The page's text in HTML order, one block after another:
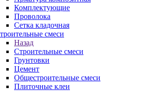
Комплектующие
Проволока
Сетка кладочная
смеси
Назад
Строительные смеси
Грунтовки
Цемент
Общестроительные смеси
Плиточные клеи